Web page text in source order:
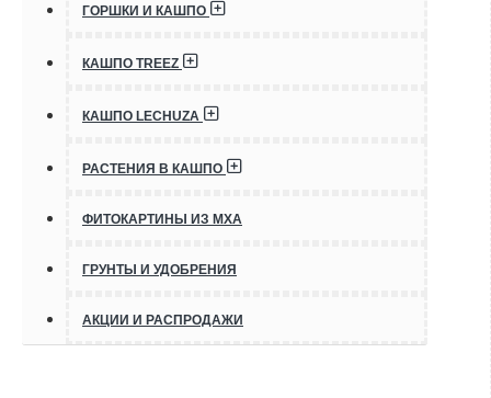
ГОРШКИ И КАШПО
КАШПО TREEZ
КАШПО LECHUZA
РАСТЕНИЯ В КАШПО
ФИТОКАРТИНЫ ИЗ МХА
ГРУНТЫ И УДОБРЕНИЯ
АКЦИИ И РАСПРОДАЖИ